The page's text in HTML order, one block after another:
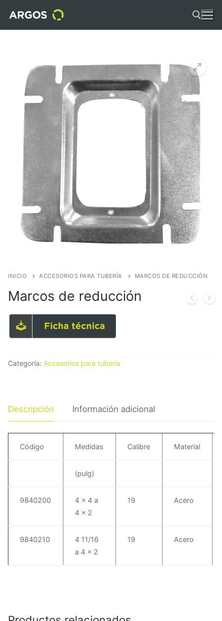
INICIO ACCESORIOS PARA TUBERÍA MARCOS DE REDUCCIÓN
Marcos de reducción
Categoría: Accesorios para tubería
Descripción Información adicional
Código Medidas Calibre Material
(pulg)
9840200
4 x 4 a
4 x 2
19 Acero
9840210
4 11/16
a 4 x 2
19 Acero